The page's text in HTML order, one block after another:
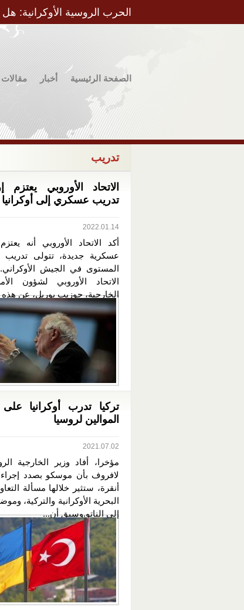
الحرب الروسية الأوكرانية:
الصفحة الرئيسية أخبار مقالات
تدريب
الاتحاد الأوروبي يعتزم
تدريب عسكري إلى أوكرانيا
2022.01.14
أكد الاتحاد الأوروبي أنه
عسكرية جديدة، تتولى
المستوى في الجيش
الاتحاد الأوروبي لشؤون
الخارجية، جوزيب بوريل، عن هذه
تركيا تدرب أوكرانيا
الموالين لروسيا
2021.07.02
مؤخرا، أفاد وزير الخارجية
لافروف بأن موسكو بصدد
أنقرة، ستثير خلالها مسألة
البحرية الأوكرانية والتركية،
إلى الناتو.وسبق أن...